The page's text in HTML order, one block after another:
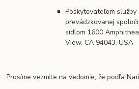
Poskytovateľom
prevádzkovanej
sídlom 1600
View, CA 94043, USA
Prosíme vezmite na vedomie, že podľa